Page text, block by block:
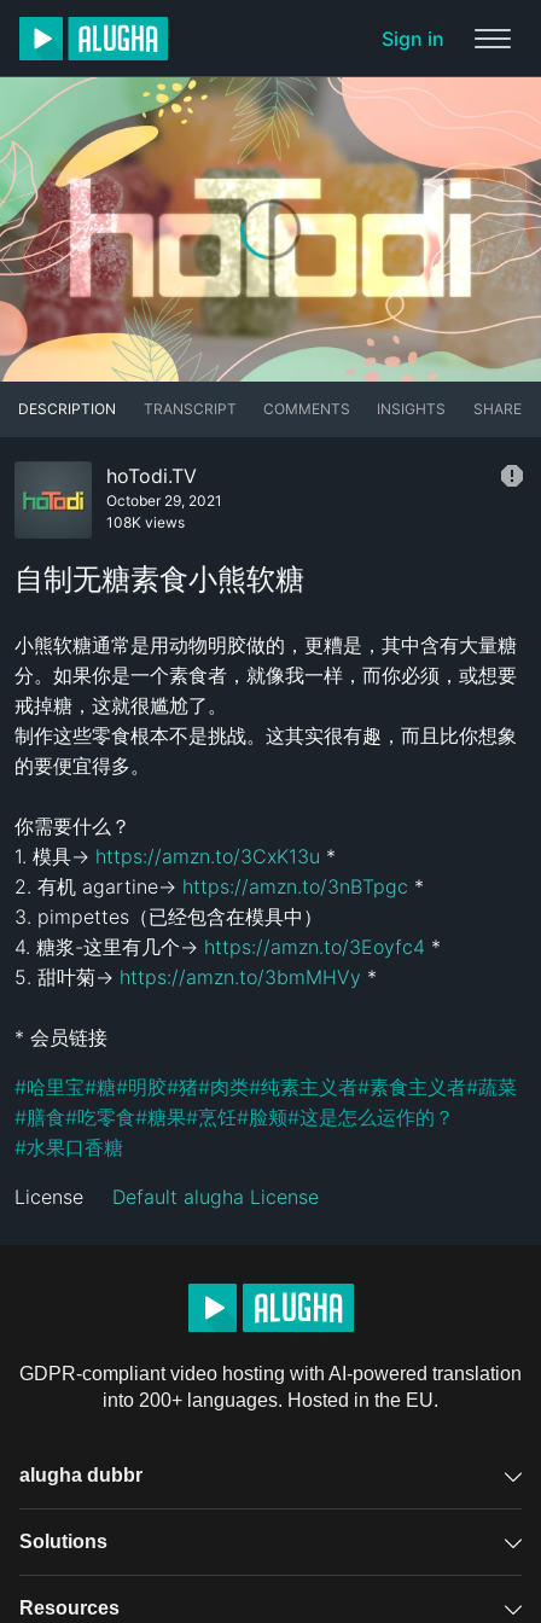
Sign in
DESCRIPTION TRANSCRIPT COMMENTS INSIGHTS SHARE
hoTodi.TV
October 29, 2021
108K views
自制无糖素食小熊软糖
小熊软糖通常是用动物明胶做的，更糟是，其中含有大量糖
分。如果你是一个素食者，就像我一样，而你必须，或想要
戒掉糖，这就很尴尬了。
制作这些零食根本不是挑战。这其实很有趣，而且比你想象
的要便宜得多。
你需要什么？
1. 模具-> https://amzn.to/3CxK13u *
2. 有机 agartine-> https://amzn.to/3nBTpgc *
3. pimpettes（已经包含在模具中）
4. 糖浆-这里有几个-> https://amzn.to/3Eoyfc4 *
5. 甜叶菊-> https://amzn.to/3bmMHVy *
* 会员链接
#哈里宝#糖#明胶#猪#肉类#纯素主义者#素食主义者#蔬菜
#膳食#吃零食#糖果#烹饪#脸颊#这是怎么运作的？
#水果口香糖
License Default alugha License
GDPR-compliant video hosting with AI-powered translation
into 200+ languages. Hosted in the EU.
alugha dubbr
Overview
Solutions
GDPR video hosting
Resources